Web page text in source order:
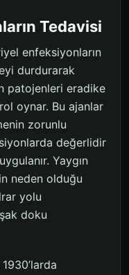
Tedavisi
enfeksiyonların
durdurarak
patojenleri eradike
oynar. Bu ajanlar
zorunlu
değerlidir
Yaygın
neden olduğu
yolu
doku